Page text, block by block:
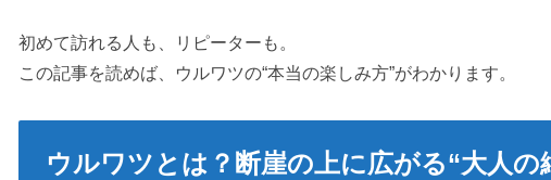
初めて訪れる人も、リピーターも。
この記事を読めば、ウルワツの“本当の楽しみ方”がわかります。
ウルワツとは？断崖の上に広がる“大人の